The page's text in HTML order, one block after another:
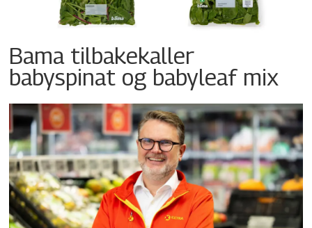
Bama tilbakekaller
babyspinat og babyleaf mix